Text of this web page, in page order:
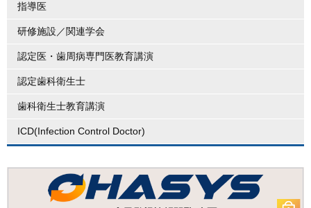
指導医
研修施設／関連学会
認定医・歯周病専門医教育講演
認定歯科衛生士
歯科衛生士教育講演
ICD(Infection Control Doctor)